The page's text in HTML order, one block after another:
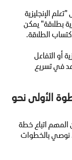
الإنجليزية
بطلاقة" يمكن
الطلاقة.
أو التفاعل
في تسريع
الأولى نحو
اتباع خطة
نوصي بالخطوات